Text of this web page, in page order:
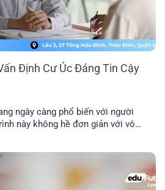
Định Cư Úc Đáng Tin Cậy
ngày càng phổ biến với người
này không hề đơn giản với vô
xác, nhanh chóng và hiệu quả.